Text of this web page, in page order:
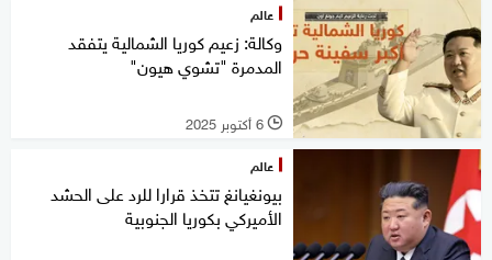
عالم
وكالة: زعيم كوريا الشمالية يتفقد
المدمرة "تشوي هيون"
l 6 أكتوبر 2025
عالم
بيونغيانغ تتخذ قرارا للرد على الحشد
الأميركي بكوريا الجنوبية